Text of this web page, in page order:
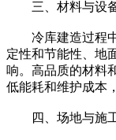
三、材料与设
冷库建造过程中
定性和节能性、地
响。高品质的材料
低能耗和维护成本
四、场地与施